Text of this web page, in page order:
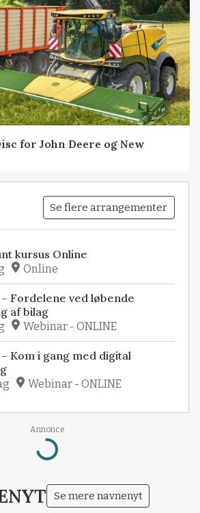
for John Deere og New
Se flere arrangementer
kursus Online
Online
Fordelene ved løbende
af bilag
Webinar - ONLINE
Kom i gang med digital
Webinar - ONLINE
Annonce
Loading...
Se mere navnenyt